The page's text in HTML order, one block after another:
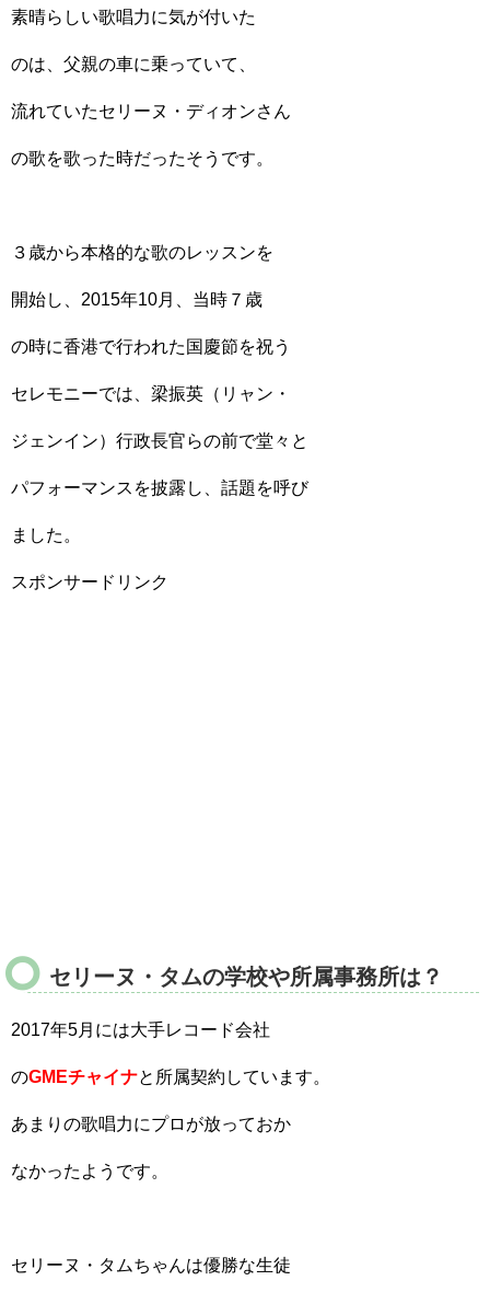
素晴らしい歌唱力に気が付いた
のは、父親の車に乗っていて、
流れていたセリーヌ・ディオンさん
の歌を歌った時だったそうです。
３歳から本格的な歌のレッスンを
開始し、2015年10月、当時７歳
の時に香港で行われた国慶節を祝う
セレモニーでは、梁振英（リャン・
ジェンイン）行政長官らの前で堂々と
パフォーマンスを披露し、話題を呼び
ました。
スポンサードリンク
セリーヌ・タムの学校や所属事務所は？
2017年5月には大手レコード会社
のGMEチャイナと所属契約しています。
あまりの歌唱力にプロが放っておか
なかったようです。
セリーヌ・タムちゃんは優勝な生徒